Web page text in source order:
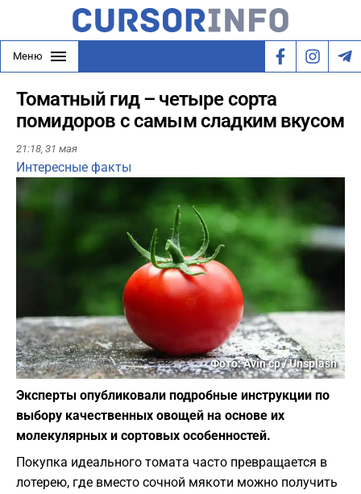
Меню
Томатный гид – четыре сорта
помидоров с самым сладким вкусом
21:18, 31 мая
Интересные факты
Фото: Avin cp / Unsplash
Эксперты опубликовали подробные инструкции по
выбору качественных овощей на основе их
молекулярных и сортовых особенностей.
Покупка идеального томата часто превращается в
лотерею, где вместо сочной мякоти можно получить